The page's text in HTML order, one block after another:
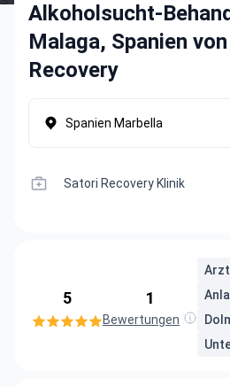
Alkoholsucht-
Malaga, Spanien
Recovery
Spanien Marbella
Satori Recovery Klinik
5 1
Bewertungen